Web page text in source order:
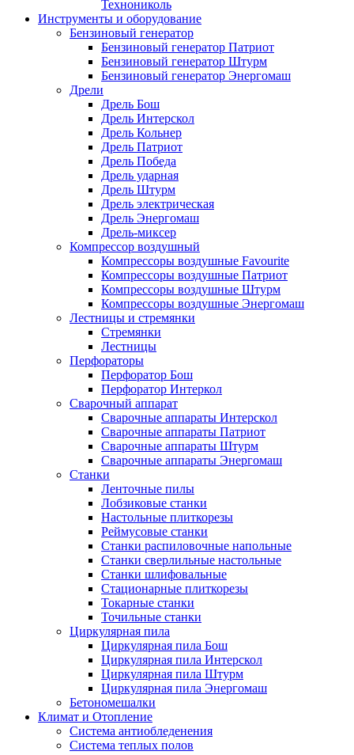
Технониколь
Инструменты и оборудование
Бензиновый генератор
Бензиновый генератор Патриот
Бензиновый генератор Штурм
Бензиновый генератор Энергомаш
Дрели
Дрель Бош
Дрель Интерскол
Дрель Кольнер
Дрель Патриот
Дрель Победа
Дрель ударная
Дрель Штурм
Дрель электрическая
Дрель Энергомаш
Дрель-миксер
Компрессор воздушный
Компрессоры воздушные Favourite
Компрессоры воздушные Патриот
Компрессоры воздушные Штурм
Компрессоры воздушные Энергомаш
Лестницы и стремянки
Стремянки
Лестницы
Перфораторы
Перфоратор Бош
Перфоратор Интеркол
Сварочный аппарат
Сварочные аппараты Интерскол
Сварочные аппараты Патриот
Сварочные аппараты Штурм
Сварочные аппараты Энергомаш
Станки
Ленточные пилы
Лобзиковые станки
Настольные плиткорезы
Реймусовые станки
Станки распиловочные напольные
Станки сверлильные настольные
Станки шлифовальные
Стационарные плиткорезы
Токарные станки
Точильные станки
Циркулярная пила
Циркулярная пила Бош
Циркулярная пила Интерскол
Циркулярная пила Штурм
Циркулярная пила Энергомаш
Бетономешалки
Климат и Отопление
Система антиобледенения
Система теплых полов